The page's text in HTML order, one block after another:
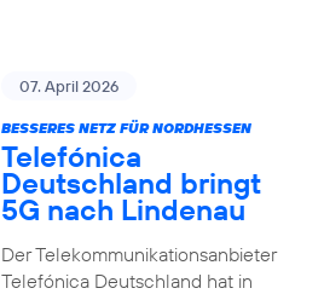
07. April 2026
BESSERES NETZ FÜR NORDHESSEN
Telefónica
Deutschland bringt
5G nach Lindenau
Der Telekommunikationsanbieter
Telefónica Deutschland hat in